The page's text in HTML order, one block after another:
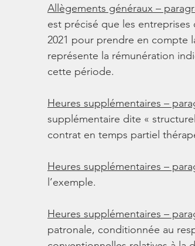
Allègements généraux –
est précisé que les
2021 pour prendre en compte
représente la rémunération
cette période.
Heures supplémentaires –
supplémentaire dite «
contrat en temps partiel
Heures supplémentaires –
l’exemple.
Heures supplémentaires –
patronale, conditionnée au